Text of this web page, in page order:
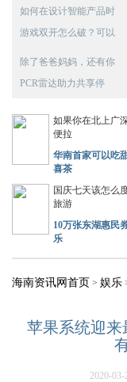
如何在设计智能产品时
游戏双开怎么破？可以
除了爸爸妈妈，还有你
PCR雷达助力共享停
如果你在北上广
便拉
华南首家可以吃
喜茶
国庆七天该怎么
旅游
10万张东湖惠民
乐
海南资讯网首页 > 娱乐
苹果系统迎
2020-03-